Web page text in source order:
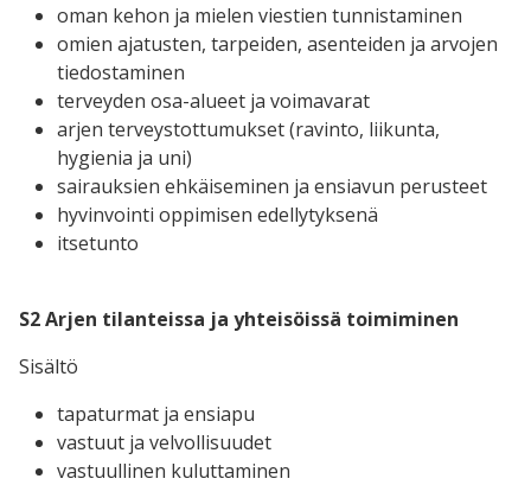
oman kehon ja mielen viestien tunnistaminen
omien ajatusten, tarpeiden, asenteiden ja arvojen
tiedostaminen
terveyden osa-alueet ja voimavarat
arjen terveystottumukset (ravinto, liikunta,
hygienia ja uni)
sairauksien ehkäiseminen ja ensiavun perusteet
hyvinvointi oppimisen edellytyksenä
itsetunto
S2 Arjen tilanteissa ja yhteisöissä toimiminen
Sisältö
tapaturmat ja ensiapu
vastuut ja velvollisuudet
vastuullinen kuluttaminen